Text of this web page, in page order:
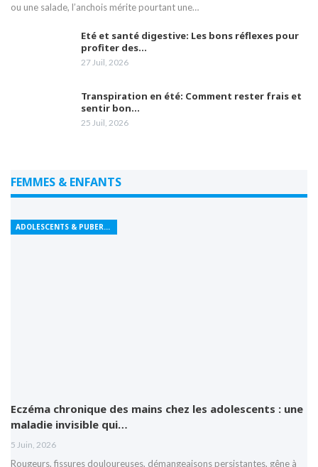
ou une salade, l’anchois mérite pourtant une…
Eté et santé digestive: Les bons réflexes pour
profiter des…
27 Juil, 2026
Transpiration en été: Comment rester frais et
sentir bon…
25 Juil, 2026
FEMMES & ENFANTS
ADOLESCENTS & PUBERTÉ
Eczéma chronique des mains chez les adolescents : une
maladie invisible qui…
5 Juin, 2026
Rougeurs, fissures douloureuses, démangeaisons persistantes, gêne à